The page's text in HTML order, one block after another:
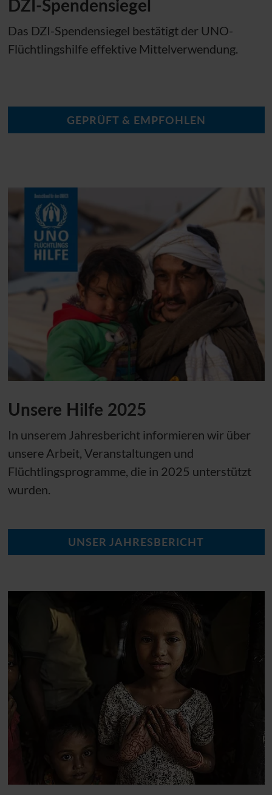
DZI -Spendensiegel
Das DZI-Spendensiegel bestätigt der UNO-
Flüchtlingshilfe effektive Mittelverwendung.
GEPRÜFT & EMPFOHLEN
Unsere Hilfe 2025
In unserem Jahresbericht informieren wir über
unsere Arbeit, Veranstaltungen und
Flüchtlingsprogramme, die in 2025 unterstützt
wurden.
UNSER JAHRESBERICHT